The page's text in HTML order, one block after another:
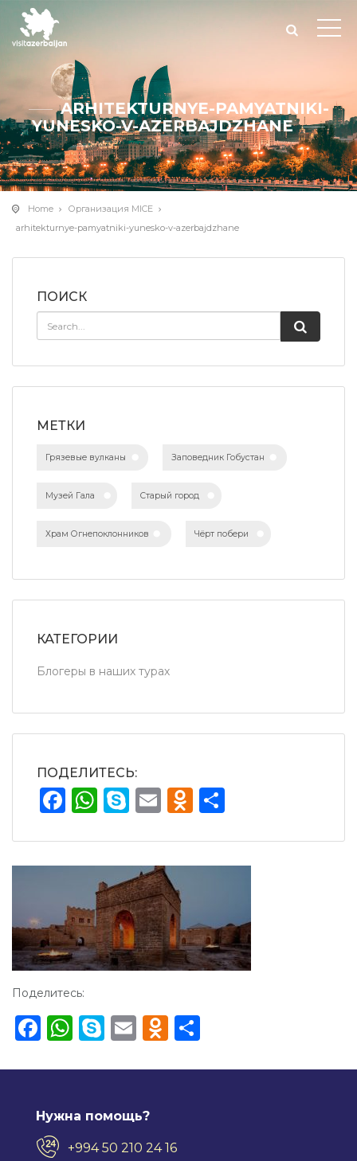
ARHITEKTURNYE-PAMYATNIKI-
YUNESKO-V-AZERBAJDZHANE
Home
Организация MICE
arhitekturnye-pamyatniki-yunesko-v-azerbajdzhane
ПОИСК
МЕТКИ
Грязевые вулканы Заповедник Гобустан
Музей Гала Старый город
Храм Огнепоклонников Чёрт побери
КАТЕГОРИИ
Блогеры в наших турах
ПОДЕЛИТЕСЬ:
Facebook
WhatsApp
Skype
Email
Поделитесь:
Facebook
WhatsApp
Skype
EmailOdnoklassniki
Нужна помощь?
+994 50 210 24 16